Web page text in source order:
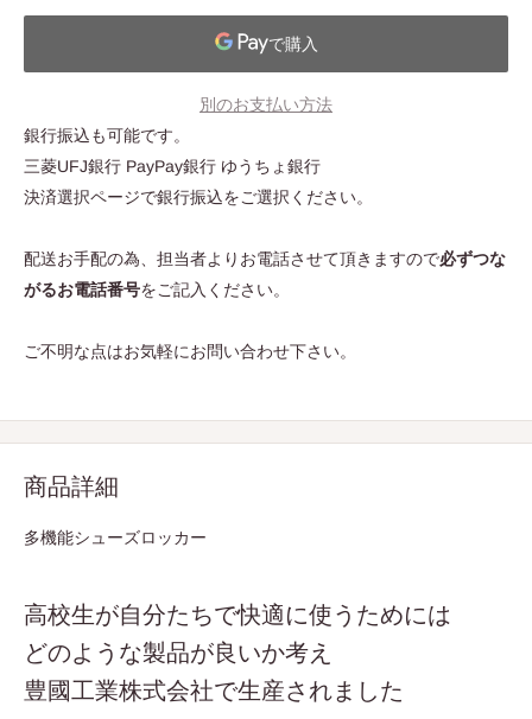
別のお支払い方法
銀行振込も可能です。
三菱UFJ銀行 PayPay銀行 ゆうちょ銀行
決済選択ページで銀行振込をご選択ください。
配送お手配の為、担当者よりお電話させて頂きますので必ずつな
がるお電話番号をご記入ください。
ご不明な点はお気軽にお問い合わせ下さい。
商品詳細
多機能シューズロッカー
高校生が自分たちで快適に使うためには
どのような製品が良いか考え
豊國工業株式会社で生産されました